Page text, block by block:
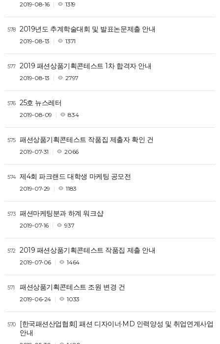
2019-08-16 1319
578 2019년도 추계학술대회 및 발표논문제출 안내
2019-08-13 1371
577 2019 패션상품기획콘테스트 1차 합격자 안내
2019-08-13 2797
576 25호 뉴스레터
2019-08-09 834
575 패션상품기획콘테스트 작품집 제출자 확인 건
2019-07-31 2066
574 제4회 파크랜드 대학생 마케팅 공모전
2019-07-29 1183
573 패션마케팅분과 하계 워크샵
2019-07-16 937
572 2019 패션상품기획콘테스트 작품집 제출 안내
2019-07-06 1464
571 패션상품기획콘테스트 조원 변경 건
2019-06-24 1033
570
[한국패션산업협회] 패션 디자이너·MD 인력양성 및 취업연계사업
안내